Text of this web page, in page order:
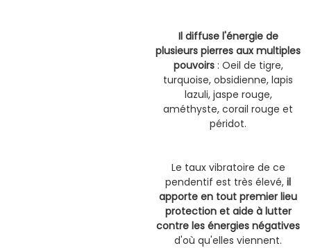
Il diffuse l'énergie de
plusieurs pierres aux multiples
pouvoirs: Oeil de tigre,
turquoise, obsidienne, lapis
lazuli, jaspe rouge,
améthyste, corail rouge et
péridot.
Le taux vibratoire de ce
pendentif est très élevé, il
apporte en tout premier lieu
protection et aide à lutter
contre les énergies négatives
d'où qu'elles viennent.